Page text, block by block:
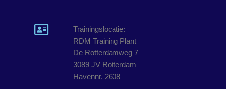
Trainingslocatie:
RDM Training Plant
De Rotterdamweg 7
3089 JV Rotterdam
Havennr. 2608